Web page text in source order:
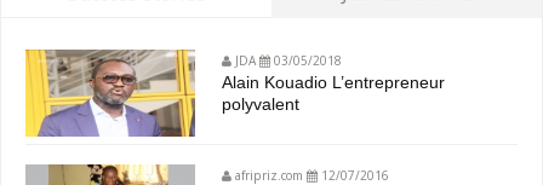
JDA 03/05/2018
Alain Kouadio L’entrepreneur
polyvalent
afripriz.com 12/07/2016